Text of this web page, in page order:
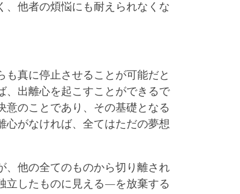
、他者の煩悩にも耐えられなくな
真に停止させることが可能だと
、出離心を起こすことができるで
意のことであり、その基礎となる
心がなければ、全てはただの夢想
他の全てのものから切り離され
立したものに見える―を放棄する